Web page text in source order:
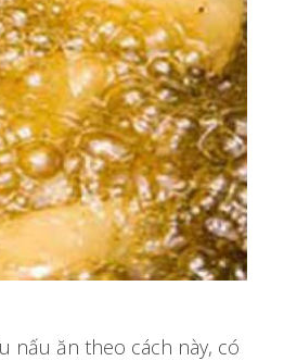
nấu ăn theo cách này, có